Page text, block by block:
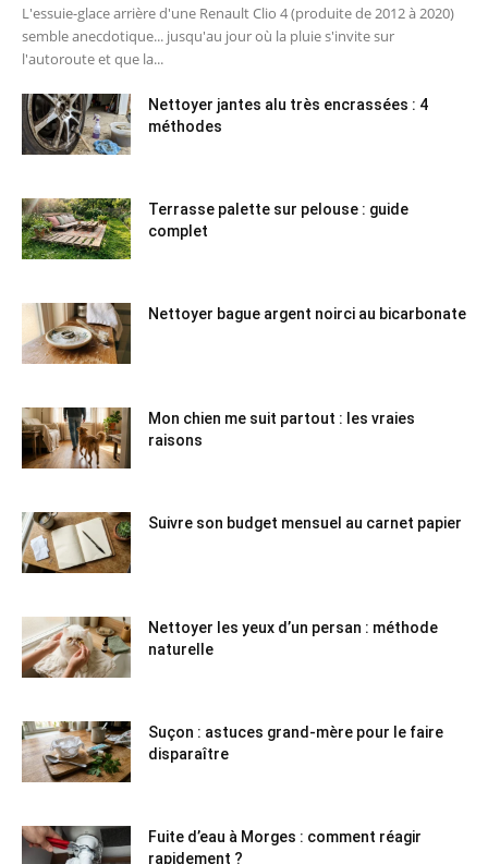
L'essuie-glace arrière d'une Renault Clio 4 (produite de 2012 à 2020)
semble anecdotique... jusqu'au jour où la pluie s'invite sur
l'autoroute et que la...
Nettoyer jantes alu très encrassées : 4
méthodes
Terrasse palette sur pelouse : guide
complet
Nettoyer bague argent noirci au bicarbonate
Mon chien me suit partout : les vraies
raisons
Suivre son budget mensuel au carnet papier
Nettoyer les yeux d’un persan : méthode
naturelle
Suçon : astuces grand-mère pour le faire
disparaître
Fuite d’eau à Morges : comment réagir
rapidement ?